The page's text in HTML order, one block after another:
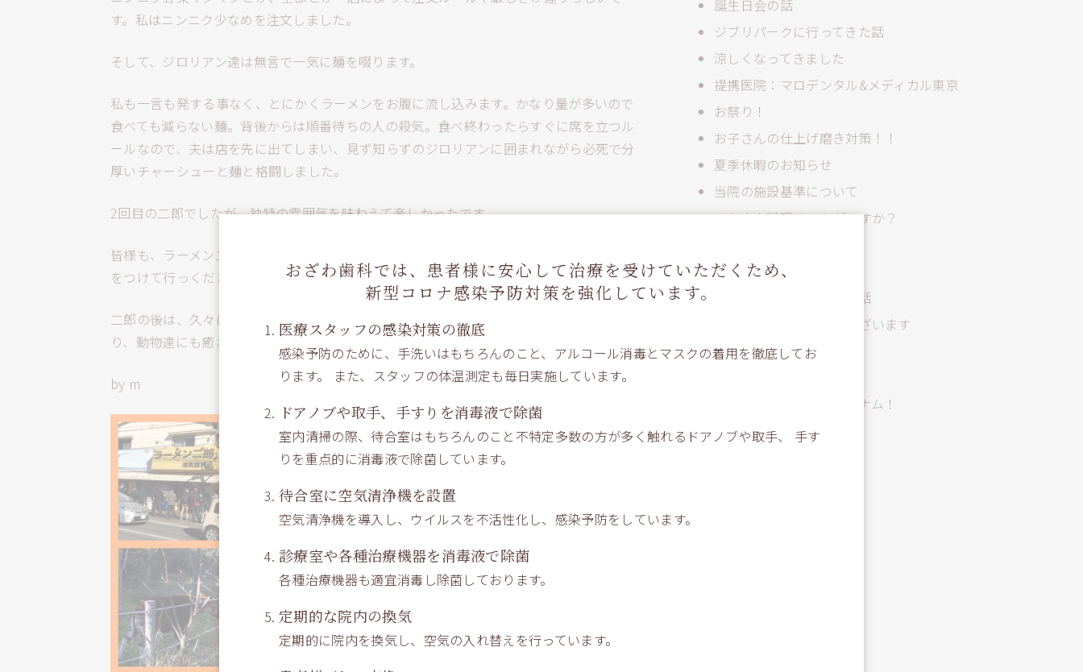
す。私はニンニク少なめを注文しました。
そして、ジロリアン達は無言で一気に麺を啜ります。
私も一言も発する事なく、とにかくラーメンをお腹に流し込みます。かなり量が多いので
食べても減らない麺。背後からは順番待ちの人の殺気。食べ終わったらすぐに席を立つル
ールなので、夫は店を先に出てしまい、見ず知らずのジロリアンに囲まれながら必死で分
厚いチャーシューと麺と格闘しました。
2回目の二郎でしたが、独特の雰囲気を味わえて楽しかったです。
皆様も、ラーメン二郎に行く際は、しっかりとルールの予習をして、注文の麺の量にも気
をつけて行っください！
二郎の後は、久々にズーラシアに行ってきました。高カロリー摂取した後の良い運動にな
り、動物達にも癒され、よい秋の一日を過ごす事ができました。
by m
誕生日会の話
ジブリパークに行ってきた話
涼しくなってきました
提携医院：マロデンタル&メディカル東京
お祭り！
お子さんの仕上げ磨き対策！！
夏季休暇のお知らせ
当院の施設基準について
ベトナム料理はいかがですか？
春
美味しいラーメン屋のお話
あけましておめでとうございます
年末年始休診のお知らせ
エクスペクト・パトローナム！
campの話
おざわ歯科では、患者様に安心して治療を受けていただくため、
新型コロナ感染予防対策を強化しています。
医療スタッフの感染対策の徹底
感染予防のために、手洗いはもちろんのこと、アルコール消毒とマスクの着用を徹底してお
ります。 また、スタッフの体温測定も毎日実施しています。
ドアノブや取手、手すりを消毒液で除菌
室内清掃の際、待合室はもちろんのこと不特定多数の方が多く触れるドアノブや取手、 手す
りを重点的に消毒液で除菌しています。
待合室に空気清浄機を設置
空気清浄機を導入し、ウイルスを不活性化し、感染予防をしています。
診療室や各種治療機器を消毒液で除菌
各種治療機器も適宜消毒し除菌しております。
定期的な院内の換気
定期的に院内を換気し、空気の入れ替えを行っています。